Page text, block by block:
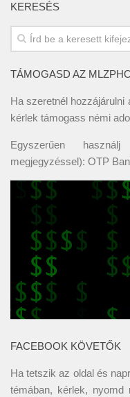
KERESÉS
TÁMOGASD AZ
Ha szeretnél hozzájárulni
kérlek támogass némi
Egyszerűen
megjegyzéssel): OTP
FACEBOOK KÖVETŐK
Ha tetszik az oldal és
témában, kérlek,